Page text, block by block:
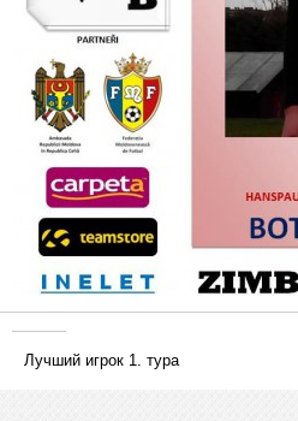
Лучший игрок 1. тура